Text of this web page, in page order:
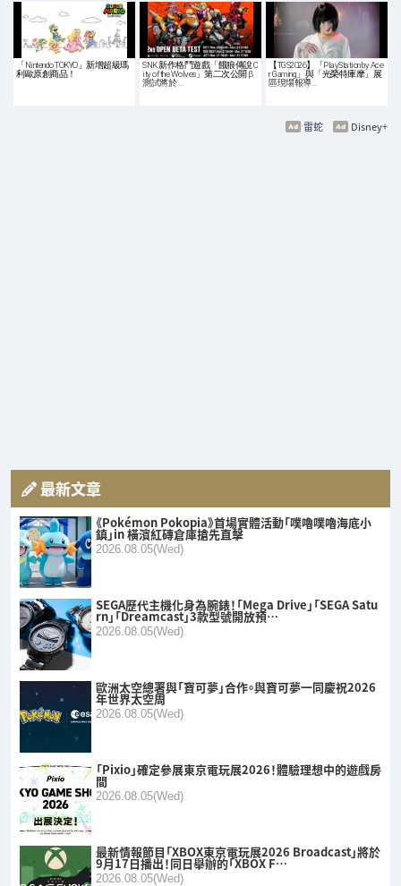
「Nintendo TOKYO」新增超級瑪
利歐原創商品！
SNK 新作格鬥遊戲「餓狼傳說 C
ity of the Wolves」第二次公開 β
測試將於 …
【TGS2026】「PlayStation by Ace
r Gaming」與「光榮特庫摩」展
區現場報導…
Disney+
雷蛇
最新文章
《Pokémon Pokopia》首場實體活動「噗嚕噗嚕海底小
鎮」in 橫濱紅磚倉庫搶先直擊
2026.08.05(Wed)
SEGA歷代主機化身為腕錶！「Mega Drive」「SEGA Satu
rn」「Dreamcast」3款型號開放預…
2026.08.05(Wed)
歐洲太空總署與「寶可夢」合作。與寶可夢一同慶祝2026
年世界太空周
2026.08.05(Wed)
「Pixio」確定參展東京電玩展2026！體驗理想中的遊戲房
間
2026.08.05(Wed)
最新情報節目「XBOX東京電玩展2026 Broadcast」將於
9月17日播出！同日舉辦的「XBOX F…
2026.08.05(Wed)